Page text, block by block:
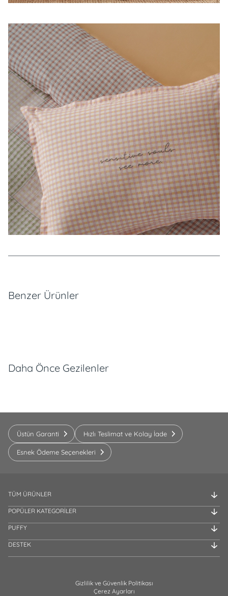
Özellikler
Benzer Ürünler
Daha Önce Gezilenler
Üstün Garanti Hızlı Teslimat ve Kolay İade
Esnek Ödeme Seçenekleri
TÜM ÜRÜNLER
POPÜLER KATEGORİLER
PUFFY
DESTEK
Gizlilik ve Güvenlik Politikası
Çerez Ayarları